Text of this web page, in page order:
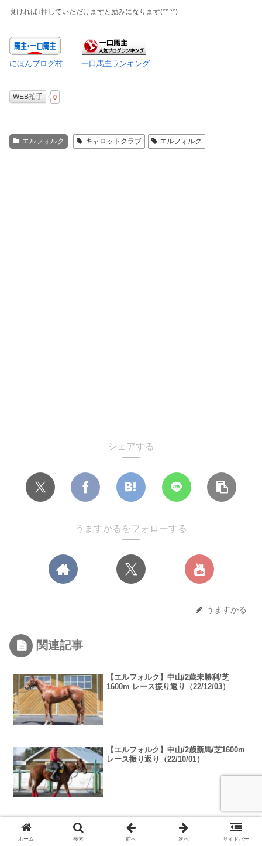
良ければ↓押していただけますと励みになります(*^^*)
にほんブログ村 一口馬主ランキング
WEB拍手 0
エルフォルク キャロットクラブ エルフォルク
シェアする
うますかるをフォローする
うますかる
関連記事
【エルフォルク】中山/2歳未勝利/芝
1600m レース振り返り（22/12/03）
【エルフォルク】中山/2歳新馬/芝1600m
レース振り返り（22/10/01）
ダートへ挑戦！1/22中山競馬へ！ エルフ
ォルク近況(23/01/18)
ホーム 検索 前へ 次へ サイドバー